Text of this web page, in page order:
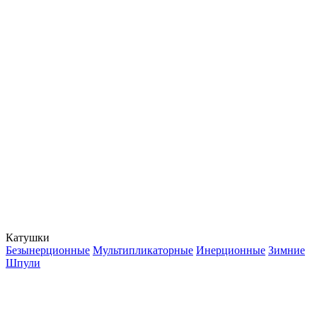
Катушки
Безынерционные Мультипликаторные Инерционные Зимние
Шпули